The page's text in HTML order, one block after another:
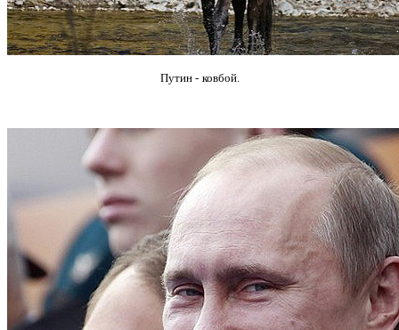
Путин - ковбой.